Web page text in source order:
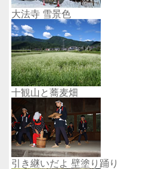
大法寺 雪景色
十観山と蕎麦畑
引き継いだよ 壁塗り踊り